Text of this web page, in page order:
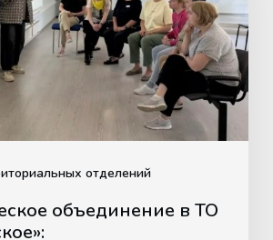
отделений
объединение в ТО